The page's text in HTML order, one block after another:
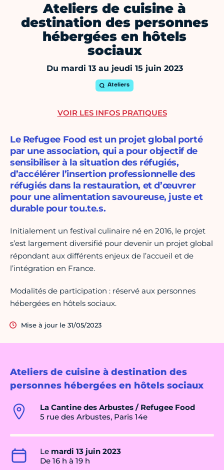
Ateliers de cuisine à
destination des personnes
hébergées en hôtels
sociaux
Du mardi 13 au jeudi 15 juin 2023
Ateliers
Ateliers de cuisine à destination des
personnes hébergées en hôtels sociaux
La Cantine des Arbustes / Refugee Food
5 rue des Arbustes, Paris 14e
Le mardi 13 juin 2023
De 16 h à 19 h
Le Refugee Food est un projet global porté
par une association, qui a pour objectif de
sensibiliser à la situation des réfugiés,
d’accélérer l’insertion professionnelle des
réfugiés dans la restauration, et d’œuvrer
pour une alimentation savoureuse, juste et
durable pour tou.te.s.
Initialement un festival culinaire né en 2016, le projet
s’est largement diversifié pour devenir un projet global
répondant aux différents enjeux de l’accueil et de
l’intégration en France.
Modalités de participation : réservé aux personnes
hébergées en hôtels sociaux.
Mise à jour le 31/05/2023
VOIR LES INFOS PRATIQUES